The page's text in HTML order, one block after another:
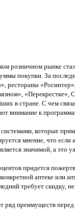
розничном рынке
покупки. За
рестораны
в стране. С чем
внимание к
которые
мнение, что
значимой, а это
придется
конкретной аптеке или
требует скидку,
преимуществ перед